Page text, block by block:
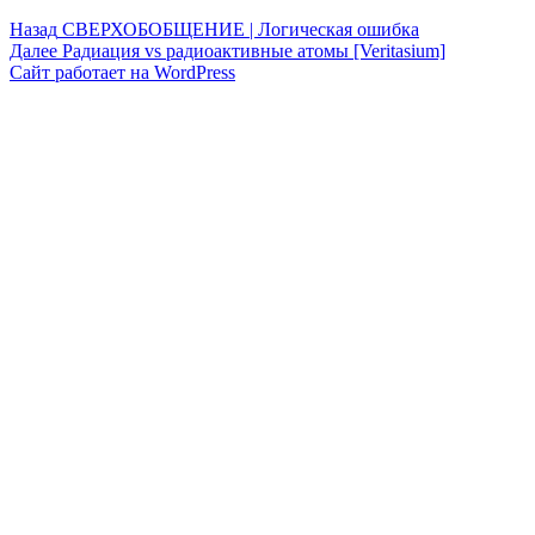
Навигация
по
Назад Предыдущая
запись:
СВЕРХОБОБЩЕНИЕ | Логическая ошибка
Далее Следующая
запись:
Радиация vs радиоактивные атомы [Veritasium]
Сайт работает на WordPress